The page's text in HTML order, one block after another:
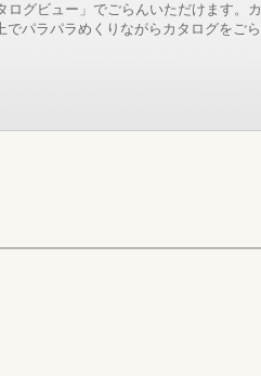
ログビュー」でごらんいただけます。カ
でパラパラめくりながらカタログをごら